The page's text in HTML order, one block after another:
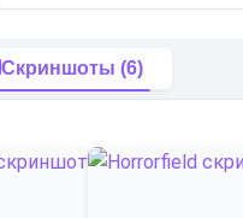
Скриншоты (6)